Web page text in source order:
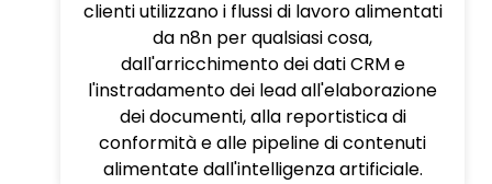
clienti utilizzano i flussi di lavoro alimentati
da n8n per qualsiasi cosa,
dall'arricchimento dei dati CRM e
l'instradamento dei lead all'elaborazione
dei documenti, alla reportistica di
conformità e alle pipeline di contenuti
alimentate dall'intelligenza artificiale.